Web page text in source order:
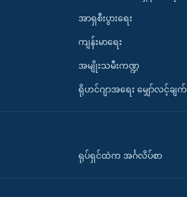
အာရှစီးပွားရေး
ကျန်းမာရေး
အမျိုးသမီးကဏ္ဍ
ရိုဟင်ဂျာအရေး မျှော်လင့်ချက်
ရုပ်ရှင်ထဲက အင်္ဂလိပ်စာ